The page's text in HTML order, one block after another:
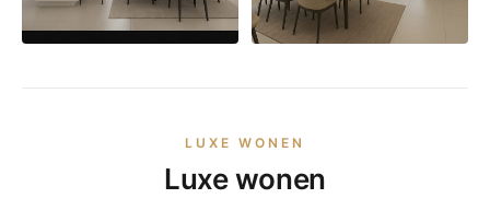
LUXE WONEN
Luxe wonen